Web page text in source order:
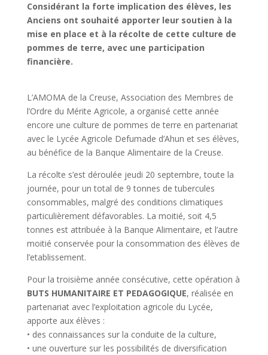
Considérant la forte implication des élèves, les
Anciens ont souhaité apporter leur soutien à la
mise en place et à la récolte de cette culture de
pommes de terre, avec une participation
financière.
L’AMOMA de la Creuse, Association des Membres de
l’Ordre du Mérite Agricole, a organisé cette année
encore une culture de pommes de terre en partenariat
avec le Lycée Agricole Defumade d’Ahun et ses élèves,
au bénéfice de la Banque Alimentaire de la Creuse.
La récolte s’est déroulée jeudi 20 septembre, toute la
journée, pour un total de 9 tonnes de tubercules
consommables, malgré des conditions climatiques
particulièrement défavorables. La moitié, soit 4,5
tonnes est attribuée à la Banque Alimentaire, et l’autre
moitié conservée pour la consommation des élèves de
l’etablissement.
Pour la troisième année consécutive, cette opération à
BUTS HUMANITAIRE ET PEDAGOGIQUE, réalisée en
partenariat avec l’exploitation agricole du Lycée,
apporte aux élèves :
• des connaissances sur la conduite de la culture,
• une ouverture sur les possibilités de diversification